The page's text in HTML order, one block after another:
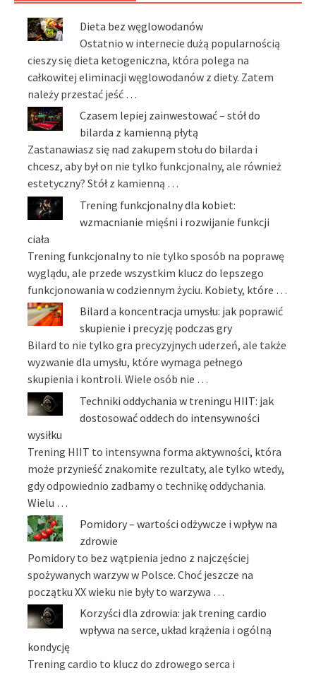
Dieta bez węglowodanów
Ostatnio w internecie dużą popularnością
cieszy się dieta ketogeniczna, która polega na
całkowitej eliminacji węglowodanów z diety. Zatem
należy przestać jeść …
Czasem lepiej zainwestować – stół do
bilarda z kamienną płytą
Zastanawiasz się nad zakupem stołu do bilarda i
chcesz, aby był on nie tylko funkcjonalny, ale również
estetyczny? Stół z kamienną …
Trening funkcjonalny dla kobiet:
wzmacnianie mięśni i rozwijanie funkcji
ciała
Trening funkcjonalny to nie tylko sposób na poprawę
wyglądu, ale przede wszystkim klucz do lepszego
funkcjonowania w codziennym życiu. Kobiety, które …
Bilard a koncentracja umysłu: jak poprawić
skupienie i precyzję podczas gry
Bilard to nie tylko gra precyzyjnych uderzeń, ale także
wyzwanie dla umysłu, które wymaga pełnego
skupienia i kontroli. Wiele osób nie …
Techniki oddychania w treningu HIIT: jak
dostosować oddech do intensywności
wysiłku
Trening HIIT to intensywna forma aktywności, która
może przynieść znakomite rezultaty, ale tylko wtedy,
gdy odpowiednio zadbamy o technikę oddychania.
Wielu …
Pomidory – wartości odżywcze i wpływ na
zdrowie
Pomidory to bez wątpienia jedno z najczęściej
spożywanych warzyw w Polsce. Choć jeszcze na
początku XX wieku nie były to warzywa …
Korzyści dla zdrowia: jak trening cardio
wpływa na serce, układ krążenia i ogólną
kondycję
Trening cardio to klucz do zdrowego serca i